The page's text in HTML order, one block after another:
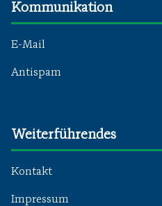
Kommunikation
E-Mail
Antispam
Weiterführendes
Kontakt
Impressum